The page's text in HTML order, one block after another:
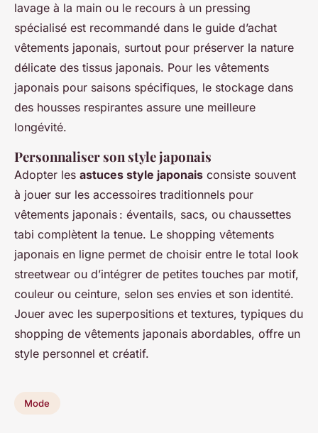
lavage à la main ou le recours à un pressing
spécialisé est recommandé dans le guide d’achat
vêtements japonais, surtout pour préserver la nature
délicate des tissus japonais. Pour les vêtements
japonais pour saisons spécifiques, le stockage dans
des housses respirantes assure une meilleure
longévité.
Personnaliser son style japonais
Adopter les astuces style japonais consiste souvent
à jouer sur les accessoires traditionnels pour
vêtements japonais : éventails, sacs, ou chaussettes
tabi complètent la tenue. Le shopping vêtements
japonais en ligne permet de choisir entre le total look
streetwear ou d’intégrer de petites touches par motif,
couleur ou ceinture, selon ses envies et son identité.
Jouer avec les superpositions et textures, typiques du
shopping de vêtements japonais abordables, offre un
style personnel et créatif.
Mode